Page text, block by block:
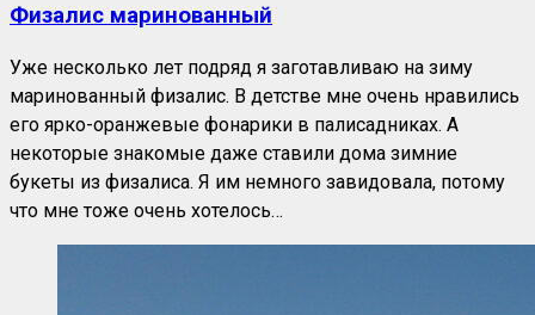
Физалис маринованный
Уже несколько лет подряд я заготавливаю на зиму
маринованный физалис. В детстве мне очень нравились
его ярко-оранжевые фонарики в палисадниках. А
некоторые знакомые даже ставили дома зимние
букеты из физалиса. Я им немного завидовала, потому
что мне тоже очень хотелось…